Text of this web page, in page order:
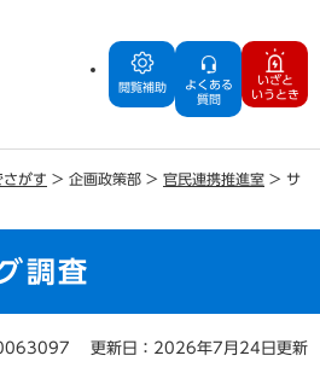
閲覧補助
よくある
質問
いざと
いうとき
さがす > 企画政策部 > 官民連携推進室 > サ
調査
更新日：2026年7月24日更新